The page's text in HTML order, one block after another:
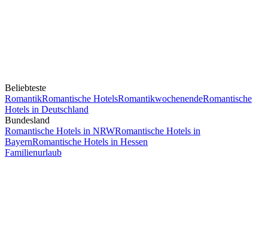
Beliebteste
RomantikRomantische HotelsRomantikwochenendeRomantische
Hotels in Deutschland
Bundesland
Romantische Hotels in NRWRomantische Hotels in
BayernRomantische Hotels in Hessen
Familienurlaub